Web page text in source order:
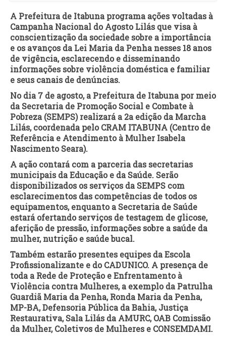
A Prefeitura de Itabuna programa ações voltadas à
Campanha Nacional do Agosto Lilás que visa à
conscientização da sociedade sobre a importância
e os avanços da Lei Maria da Penha nesses 18 anos
de vigência, esclarecendo e disseminando
informações sobre violência doméstica e familiar
e seus canais de denúncias.
No dia 7 de agosto, a Prefeitura de Itabuna por meio
da Secretaria de Promoção Social e Combate à
Pobreza (SEMPS) realizará a 2a edição da Marcha
Lilás, coordenada pelo CRAM ITABUNA (Centro de
Referência e Atendimento à Mulher Isabela
Nascimento Seara).
A ação contará com a parceria das secretarias
municipais da Educação e da Saúde. Serão
disponibilizados os serviços da SEMPS com
esclarecimentos das competências de todos os
equipamentos, enquanto a Secretaria de Saúde
estará ofertando serviços de testagem de glicose,
aferição de pressão, informações sobre a saúde da
mulher, nutrição e saúde bucal.
Também estarão presentes equipes da Escola
Profissionalizante e do CADUNICO. A presença de
toda a Rede de Proteção e Enfrentamento à
Violência contra Mulheres, a exemplo da Patrulha
Guardiã Maria da Penha, Ronda Maria da Penha,
MP-BA, Defensoria Pública da Bahia, Justiça
Restaurativa, Sala Lilás da AMURC, OAB Comissão
da Mulher, Coletivos de Mulheres e CONSEMDAMI.